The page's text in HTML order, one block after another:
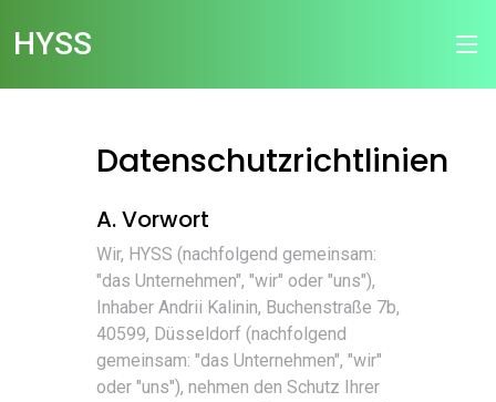
HYSS
Datenschutzrichtlinien
A. Vorwort
Wir, HYSS (nachfolgend gemeinsam:
"das Unternehmen", "wir" oder "uns"),
Inhaber Andrii Kalinin, Buchenstraße 7b,
40599, Düsseldorf (nachfolgend
gemeinsam: "das Unternehmen", "wir"
oder "uns"), nehmen den Schutz Ihrer